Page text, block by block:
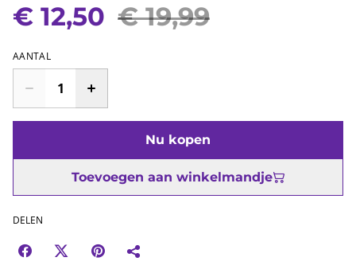
€ 12,50 € 19,99
AANTAL
Nu kopen
Toevoegen aan winkelmandje
DELEN